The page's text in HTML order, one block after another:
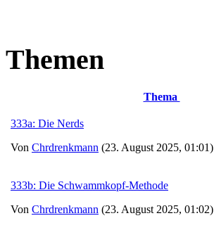
Themen
Thema
333a: Die Nerds
Von Chrdrenkmann (23. August 2025, 01:01)
333b: Die Schwammkopf-Methode
Von Chrdrenkmann (23. August 2025, 01:02)